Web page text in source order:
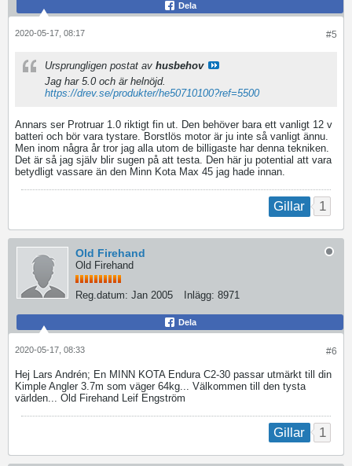
Dela
#5
2020-05-17, 08:17
Ursprungligen postat av husbehov
Jag har 5.0 och är helnöjd.
https://drev.se/produkter/he50710100?ref=5500
Annars ser Protruar 1.0 riktigt fin ut. Den behöver bara ett vanligt 12 v
batteri och bör vara tystare. Borstlös motor är ju inte så vanligt ännu.
Men inom några år tror jag alla utom de billigaste har denna tekniken.
Det är så jag själv blir sugen på att testa. Den här ju potential att vara
betydligt vassare än den Minn Kota Max 45 jag hade innan.
Gillar 1
Old Firehand
Old Firehand
Reg.datum: Jan 2005 Inlägg: 8971
Dela
#6
2020-05-17, 08:33
Hej Lars Andrén; En MINN KOTA Endura C2-30 passar utmärkt till din
Kimple Angler 3.7m som väger 64kg... Välkommen till den tysta
världen... Old Firehand Leif Engström
Gillar 1